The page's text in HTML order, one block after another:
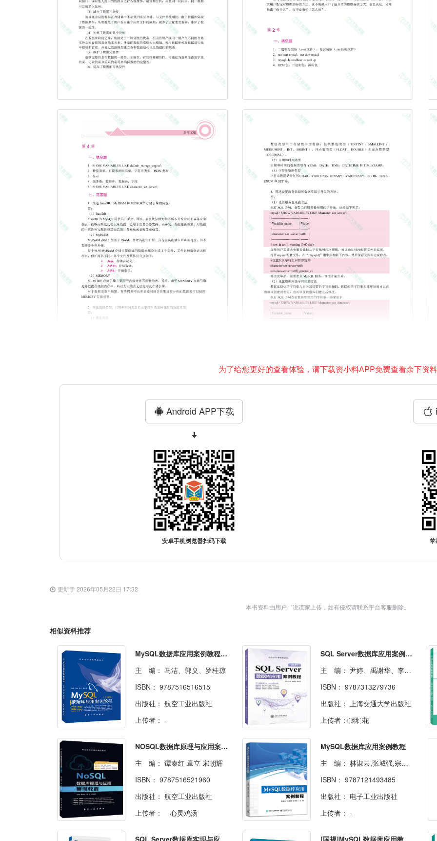
为了给您更好的查看体验，请下载资小料APP免费查看余下资料
Android APP下载
安卓手机浏览器扫码下载 苹
更新于 2026年05月22日 17:32
本书资料由用户゛说谎家上传，如有侵权请联系平台客服删除。
相似资料推荐
MySQL数据库应用案例教程（双色）（含微课）[本科]
主 编： 马洁、郭义、罗桂琼
ISBN： 9787516516515
出版社： 航空工业出版社
上传者： -
SQL Server数据库应用案例教程[2019]（双色）（含微课）
主 编： 尹婷、禹谢华、李彩玲
ISBN： 9787313279736
出版社： 上海交通大学出版社
上传者： ҉ 烟 ҉ 花
NOSQL数据库原理与应用案例教程
主 编： 谭秦红 章立 宋朝辉
ISBN： 9787516521960
出版社： 航空工业出版社
上传者：
心灵鸡汤
MySQL数据库应用案例教程
主 编： 林淑云,张城强,宗京秀
ISBN： 9787121493485
出版社： 电子工业出版社
上传者： -